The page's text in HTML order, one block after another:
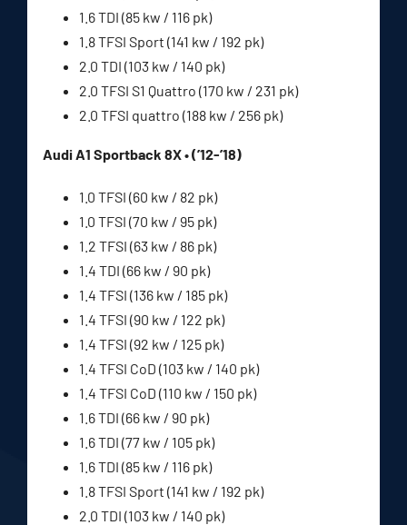
1.6 TDI (85 kw / 116 pk)
1.8 TFSI Sport (141 kw / 192 pk)
2.0 TDI (103 kw / 140 pk)
2.0 TFSI S1 Quattro (170 kw / 231 pk)
2.0 TFSI quattro (188 kw / 256 pk)
Audi A1 Sportback 8X • (’12-’18)
1.0 TFSI (60 kw / 82 pk)
1.0 TFSI (70 kw / 95 pk)
1.2 TFSI (63 kw / 86 pk)
1.4 TDI (66 kw / 90 pk)
1.4 TFSI (136 kw / 185 pk)
1.4 TFSI (90 kw / 122 pk)
1.4 TFSI (92 kw / 125 pk)
1.4 TFSI CoD (103 kw / 140 pk)
1.4 TFSI CoD (110 kw / 150 pk)
1.6 TDI (66 kw / 90 pk)
1.6 TDI (77 kw / 105 pk)
1.6 TDI (85 kw / 116 pk)
1.8 TFSI Sport (141 kw / 192 pk)
2.0 TDI (103 kw / 140 pk)